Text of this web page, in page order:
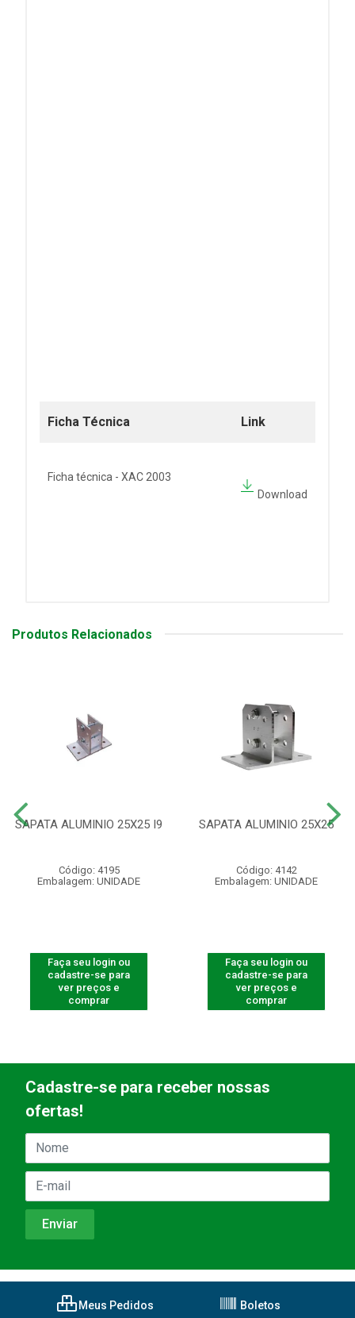
Ficha Técnica Link
Ficha técnica - XAC 2003
Download
Produtos Relacionados
SAPATA ALUMINIO 25X25 I9
Código: 4195
Embalagem: UNIDADE
Faça seu login ou
cadastre-se para
ver preços e
comprar
SAPATA ALUMINIO 25X25
Código: 4142
Embalagem: UNIDADE
Faça seu login ou
cadastre-se para
ver preços e
comprar
Cadastre-se para receber nossas
ofertas!
Meus Pedidos Boletos